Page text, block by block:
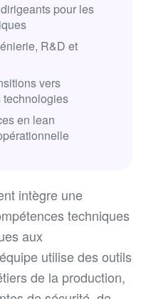
pour les
R&D et
vers
technologies
en lean
intègre une
techniques
aux
utilise des outils
de la production,